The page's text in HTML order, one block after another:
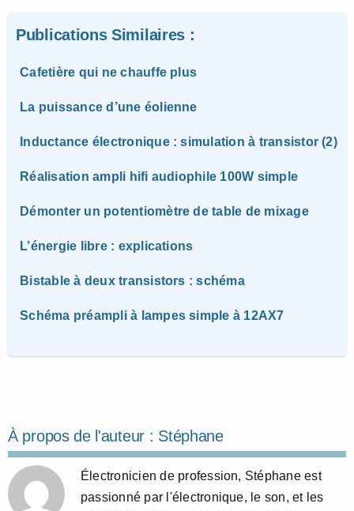
Publications Similaires :
Cafetière qui ne chauffe plus
La puissance d’une éolienne
Inductance électronique : simulation à transistor (2)
Réalisation ampli hifi audiophile 100W simple
Démonter un potentiomètre de table de mixage
L’énergie libre : explications
Bistable à deux transistors : schéma
Schéma préampli à lampes simple à 12AX7
À propos de l'auteur : Stéphane
Électronicien de profession, Stéphane est
passionné par l'électronique, le son, et les